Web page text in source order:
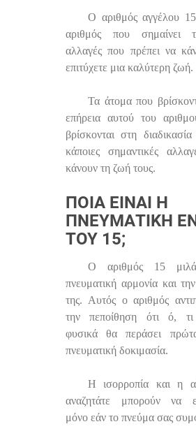
Ο αριθμός αγγέλου 15
αριθμός που σημαίνει
αλλαγές που πρέπει να
επιτύχετε μια καλύτερη ζωή.
Τα άτομα που
επήρεια αυτού του
βρίσκονται στη
κάποιες σημαντικές
κάνουν τη ζωή τους.
ΠΟΙΑ ΕΊΝΑΙ Η
ΠΝΕΥΜΑΤΙΚΉ
ΤΟΥ 15;
Ο αριθμός 15
πνευματική αρμονία και
της. Αυτός ο αριθμός
την πεποίθηση ότι ό, τι
φυσικά θα περάσει
πνευματική δοκιμασία.
Η ισορροπία και η
αναζητάτε μπορούν να
μόνο εάν το πνεύμα σας